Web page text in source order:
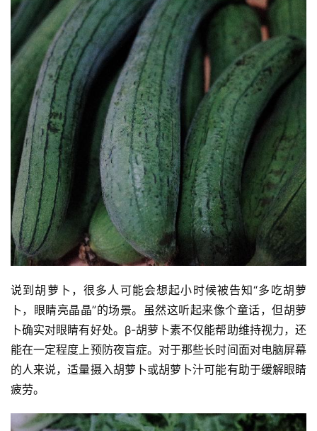
说到胡萝卜，很多人可能会想起小时候被告知“多吃胡萝
卜，眼睛亮晶晶”的场景。虽然这听起来像个童话，但胡萝
卜确实对眼睛有好处。β-胡萝卜素不仅能帮助维持视力，还
能在一定程度上预防夜盲症。对于那些长时间面对电脑屏幕
的人来说，适量摄入胡萝卜或胡萝卜汁可能有助于缓解眼睛
疲劳。